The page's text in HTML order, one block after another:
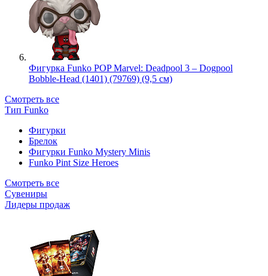
Фигурка Funko POP Marvel: Deadpool 3 – Dogpool
Bobble-Head (1401) (79769) (9,5 см)
Смотреть все
Тип Funko
Фигурки
Брелок
Фигурки Funko Mystery Minis
Funko Pint Size Heroes
Смотреть все
Сувениры
Лидеры продаж